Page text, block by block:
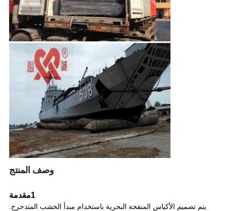
وصف المنتج
1مقدمة
يتم تصميم الأكياس المنفخة البحرية باستخدام مبدأ الخشب المتدحرج.